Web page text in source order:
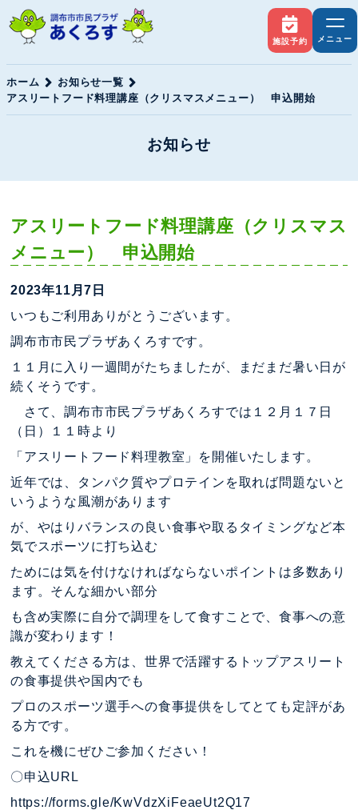
施設予約 メニュー
ホーム
お知らせ一覧
アスリートフード料理講座（クリスマスメニュー） 申込開始
お知らせ
アスリートフード料理講座（クリスマス
メニュー） 申込開始
2023年11月7日
いつもご利用ありがとうございます。
調布市市民プラザあくろすです。
１１月に入り一週間がたちましたが、まだまだ暑い日が
続くそうです。
さて、調布市市民プラザあくろすでは１２月１７日
（日）１１時より
「アスリートフード料理教室」を開催いたします。
近年では、タンパク質やプロテインを取れば問題ないと
いうような風潮があります
が、やはりバランスの良い食事や取るタイミングなど本
気でスポーツに打ち込む
ためには気を付けなければならないポイントは多数あり
ます。そんな細かい部分
も含め実際に自分で調理をして食すことで、食事への意
識が変わります！
教えてくださる方は、世界で活躍するトップアスリート
の食事提供や国内でも
プロのスポーツ選手への食事提供をしてとても定評があ
る方です。
これを機にぜひご参加ください！
〇申込URL
https://forms.gle/KwVdzXiFeaeUt2Q17